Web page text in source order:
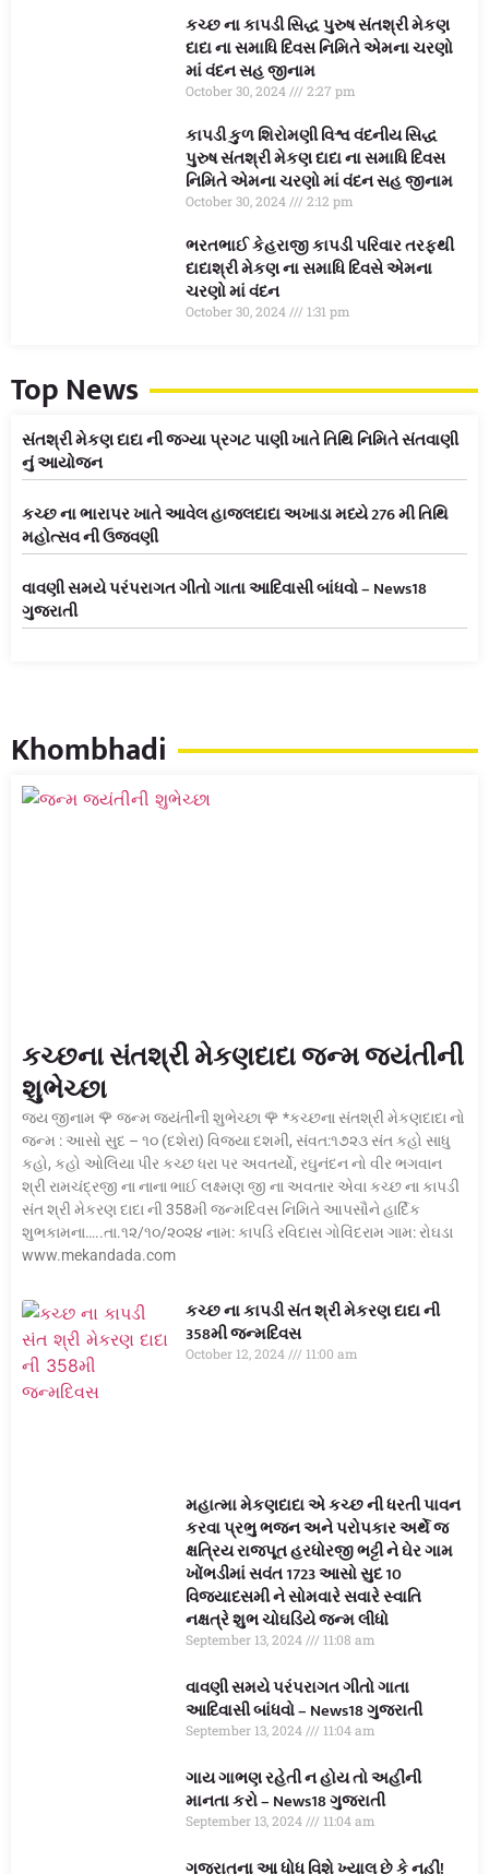
કચ્છ ના કાપડી સિદ્ધ પુરુષ સંતશ્રી મેકણ
દાદા ના સમાધિ દિવસ નિમિતે એમના ચરણો
માં વંદન સહ જીનામ
October 30, 2024 2:27 pm
કાપડી કુળ શિરોમણી વિશ્વ વંદનીય સિદ્ધ
પુરુષ સંતશ્રી મેકણ દાદા ના સમાધિ દિવસ
નિમિતે એમના ચરણો માં વંદન સહ જીનામ
October 30, 2024 2:12 pm
ભરતભાઈ કેહરાજી કાપડી પરિવાર તરફથી
દાદાશ્રી મેકણ ના સમાધિ દિવસે એમના
ચરણો માં વંદન
October 30, 2024 1:31 pm
Top News
સંતશ્રી મેકણ દાદા ની જગ્યા પ્રગટ પાણી ખાતે તિથિ નિમિતે સંતવાણી
નું આયોજન
કચ્છ ના ભારાપર ખાતે આવેલ હાજલદાદા અખાડા મધ્યે 276 મી તિથિ
મહોત્સવ ની ઉજવણી
વાવણી સમયે પરંપરાગત ગીતો ગાતા આદિવાસી બાંધવો – News18
ગુજરાતી
Khombhadi
કચ્છના સંતશ્રી મેકણદાદા જન્મ જયંતીની
શુભેચ્છા
જય જીનામ 🌹 જન્મ જયંતીની શુભેચ્છા 🌹 *કચ્છના સંતશ્રી મેકણદાદા નો
જન્મ : આસો સુદ – ૧૦ (દશેરા) વિજયા દશમી, સંવત:૧૭૨૩ સંત કહો સાધુ
કહો, કહો ઓલિયા પીર કચ્છ ધરા પર અવતર્યો, રઘુનંદન નો વીર ભગવાન
શ્રી રામચંદ્રજી ના નાના ભાઈ લક્ષ્મણ જી ના અવતાર એવા કચ્છ ના કાપડી
સંત શ્રી મેકરણ દાદા ની 358મી જન્મદિવસ નિમિતે આપસૌને હાર્દિક
શુભકામના…..તા.૧૨/૧૦/૨૦૨૪ નામ: કાપડિ રવિદાસ ગોવિંદરામ ગામ: રોઘડા
www.mekandada.com
કચ્છ ના કાપડી સંત શ્રી મેકરણ દાદા ની
358મી જન્મદિવસ
October 12, 2024 11:00 am
મહાત્મા મેકણદાદા એ કચ્છ ની ધરતી પાવન
કરવા પ્રભુ ભજન અને પરોપકાર અર્થે જ
ક્ષત્રિય રાજપૂત હરધોરજી ભટ્ટી ને ઘેર ગામ
ખોંભડીમાં સવંત 1723 આસો સુદ 10
વિજયાદસમી ને સોમવારે સવારે સ્વાતિ
નક્ષત્રે શુભ ચોઘડિયે જન્મ લીધો
September 13, 2024 11:08 am
વાવણી સમયે પરંપરાગત ગીતો ગાતા
આદિવાસી બાંધવો – News18 ગુજરાતી
September 13, 2024 11:04 am
ગાય ગાભણ રહેતી ન હોય તો અહીંની
માનતા કરો – News18 ગુજરાતી
September 13, 2024 11:04 am